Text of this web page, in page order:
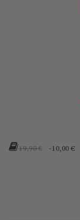
Prezzo
19,90 € -10,00 €